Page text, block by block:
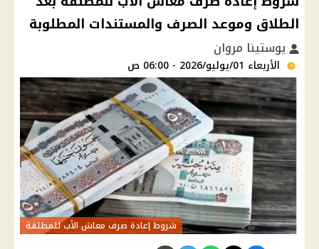
الطلاق وموعد الصرف والمستندات المطلوبة
يوستينا مروان
الأربعاء 01/يوليو/2026 - 06:00 ص
شروط إعادة صرف معاش الأب للمطلقة